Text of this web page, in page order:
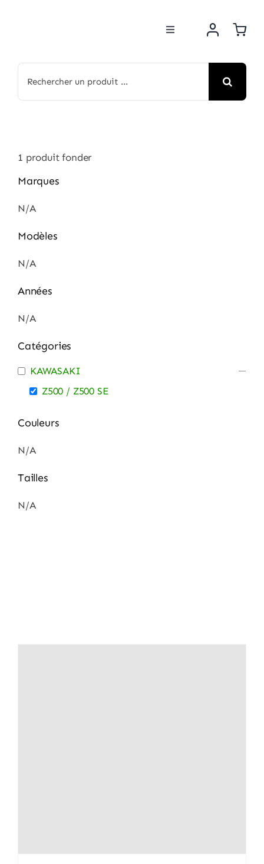
Toggle
BOUTIQUE
NOS MARQUES
ACTUS
ATELIER
1 produit fonder
Marques
N/A
Modèles
N/A
Années
N/A
Catégories
KAWASAKI
Z500 / Z500 SE
Couleurs
N/A
Tailles
N/A